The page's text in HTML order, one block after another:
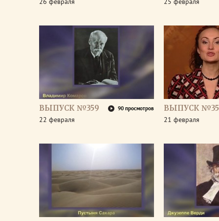
ВЫПУСК №359 90 просмотров
22 февраля
ВЫПУСК
21 февраля